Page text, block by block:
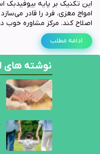
این تکنیک بر پایه بیوفیدبک
امواج مغزی، فرد را قادر
اصلاح کند. مرکز مشاوره خوب
ادامه مطلب
نوشته های